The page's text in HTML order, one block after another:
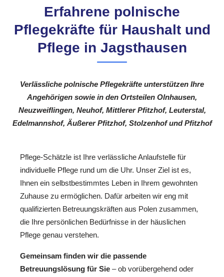
Erfahrene polnische
Pflegekräfte für Haushalt und
Pflege in Jagsthausen
Verlässliche polnische Pflegekräfte unterstützen Ihre
Angehörigen sowie in den Ortsteilen Olnhausen,
Neuzweiflingen, Neuhof, Mittlerer Pfitzhof, Leuterstal,
Edelmannshof, Äußerer Pfitzhof, Stolzenhof und Pfitzhof
Pflege-Schätzle ist Ihre verlässliche Anlaufstelle für
individuelle Pflege rund um die Uhr. Unser Ziel ist es,
Ihnen ein selbstbestimmtes Leben in Ihrem gewohnten
Zuhause zu ermöglichen. Dafür arbeiten wir eng mit
qualifizierten Betreuungskräften aus Polen zusammen,
die Ihre persönlichen Bedürfnisse in der häuslichen
Pflege genau verstehen.
Gemeinsam finden wir die passende
Betreuungslösung für Sie – ob vorübergehend oder